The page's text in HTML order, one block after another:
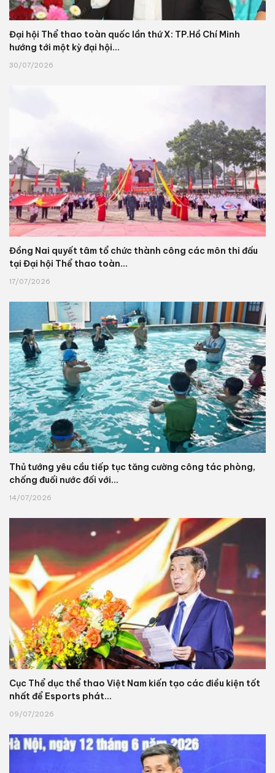
Đại hội Thể thao toàn quốc lần thứ X: TP.Hồ Chí Minh
hướng tới một kỳ đại hội...
30/07/2026
Đồng Nai quyết tâm tổ chức thành công các môn thi đấu
tại Đại hội Thể thao toàn...
17/07/2026
Thủ tướng yêu cầu tiếp tục tăng cường công tác phòng,
chống đuối nước đối với...
14/07/2026
Cục Thể dục thể thao Việt Nam kiến tạo các điều kiện tốt
nhất để Esports phát...
09/07/2026